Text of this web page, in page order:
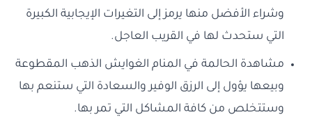
وشراء الأفضل منها يرمز إلى التغيرات الإيجابية الكبيرة
التي ستحدث لها في القريب العاجل.
مشاهدة الحالمة في المنام الغوايش الذهب المقطوعة
وبيعها يؤول إلى الرزق الوفير والسعادة التي ستنعم بها
وستتخلص من كافة المشاكل التي تمر بها.